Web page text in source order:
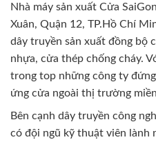
Nhà máy sản xuất Cửa
Xuân, Quận 12, TP.Hồ Chí
dây truyền sản xuất đồng bộ
nhựa, cửa thép chống cháy.
trong top những công ty
ứng cửa ngoài thị trường
Bên cạnh dây truyền công
có đội ngũ kỹ thuật viên lành